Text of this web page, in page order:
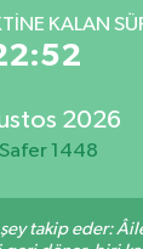
KALAN
2026
1448
takip eder: